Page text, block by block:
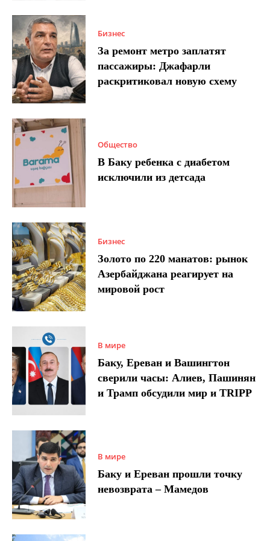
Бизнес
За ремонт метро заплатят
пассажиры: Джафарли
раскритиковал новую схему
Общество
В Баку ребенка с диабетом
исключили из детсада
Бизнес
Золото по 220 манатов: рынок
Азербайджана реагирует на
мировой рост
В мире
Баку, Ереван и Вашингтон
сверили часы: Алиев, Пашинян
и Трамп обсудили мир и TRIPP
В мире
Баку и Ереван прошли точку
невозврата – Мамедов